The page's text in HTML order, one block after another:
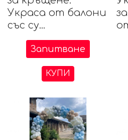
Украса от балони
със су...
Запитване
КУПИ